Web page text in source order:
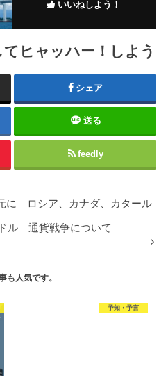
いいねしよう！
ヒャッハー！しよう
シェア
送る
feedly
に ロシア、カナダ、カタール
通貨戦争について
も人気です。
予知・予言